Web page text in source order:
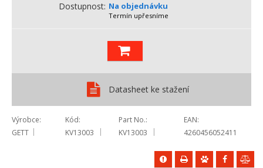
Dostupnost Na objednávku
Termín upřesníme
Datasheet ke stažení
Výrobce
GETT
Kód
KV13003
Part No.
KV13003
EAN
4260456052411